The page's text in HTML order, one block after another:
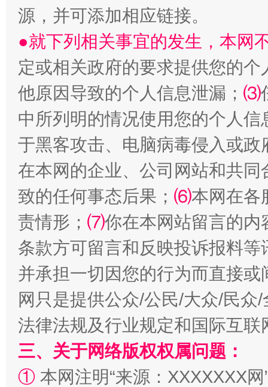
“刷贴”乱象丛生
揭批美国五大"原罪" "炒
解纷+调解+退费，一次搞定
源，并可添加相应链接。
●就下列相关事宜的发生，本网
定或相关政府的要求提供您的个
他原因导致的个人信息泄漏； ⑶
中所列明的情况使用您的个人
于黑客攻击、电脑病毒侵入或
在本网的企业、公司网站和共
致的任何事态后果； ⑹本网在各
责情形； ⑺你在本网站留言的内
条款方可留言和反映投诉报料
并承担一切因您的行为而直接
网只是提供公众/公民/大众/民
法律法规及行业规定和国际互
三、关于网络版权权属问题：
① 本网注明“来源：XXXXXXX